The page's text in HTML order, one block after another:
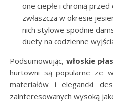
one ciepłe i chronią
zwłaszcza w okresie
nich stylowe spodnie
duety na codzienne
Podsumowując, włoskie
hurtowni są popularne ze
materiałów i elegancki
zainteresowanych wysoką